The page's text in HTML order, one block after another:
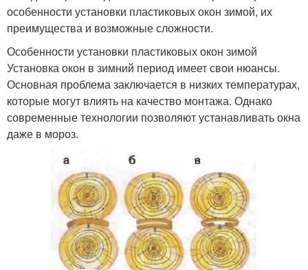
особенности установки пластиковых окон зимой, их
преимущества и возможные сложности.
Особенности установки пластиковых окон зимой
Установка окон в зимний период имеет свои нюансы.
Основная проблема заключается в низких температурах,
которые могут влиять на качество монтажа. Однако
современные технологии позволяют устанавливать окна
даже в мороз.